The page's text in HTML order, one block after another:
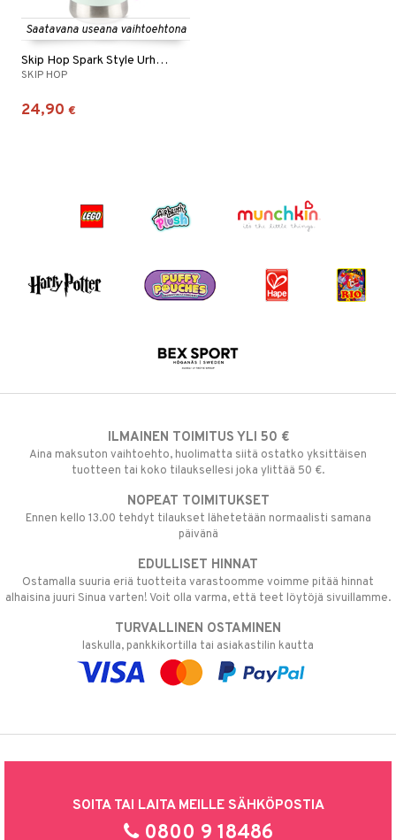
Saatavana useana vaihtoehtona
Skip Hop Spark Style Urheilupullo
SKIP HOP
24,90 €
ILMAINEN TOIMITUS YLI 50 €
Aina maksuton vaihtoehto, huolimatta siitä ostatko yksittäisen
tuotteen tai koko tilauksellesi joka ylittää 50 €.
NOPEAT TOIMITUKSET
Ennen kello 13.00 tehdyt tilaukset lähetetään normaalisti samana
päivänä
EDULLISET HINNAT
Ostamalla suuria eriä tuotteita varastoomme voimme pitää hinnat
alhaisina juuri Sinua varten! Voit olla varma, että teet löytöjä sivuillamme.
TURVALLINEN OSTAMINEN
laskulla, pankkikortilla tai asiakastilin kautta
SOITA TAI LAITA MEILLE SÄHKÖPOSTIA
0800 9 18486